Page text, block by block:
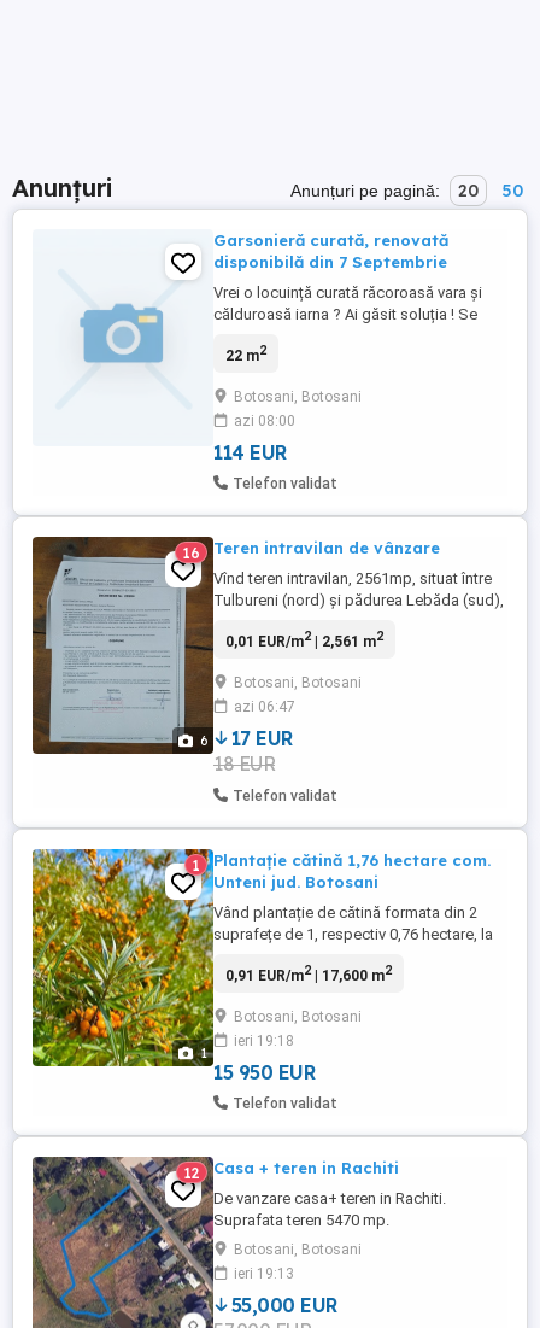
Anunțuri Anunțuri pe pagină: 20 50
Garsonieră curată, renovată
disponibilă din 7 Septembrie
Vrei o locuință curată răcoroasă vara și
călduroasă iarna ? Ai găsit soluția ! Se
parter, mobilată, utilată, cu vedere la
Septembrie. Preț 600 lei lună și 1 lună
garanție. Rog nu deranjați inutil.
22 m2
Botosani, Botosani
azi 08:00
114 EUR
Telefon validat
6
16 Teren intravilan de vânzare
Vînd teren intravilan, 2561mp, situat între
Tulbureni (nord) și pădurea Lebăda (sud),
deschidere de 11,6m 230m. Terenul este
frumos ideal pentru construcție de case.
Preț informativ 18 euro mp, negociabil.
Pentru detalii, ...
0,01 EUR/m2| 2,561 m2
Botosani, Botosani
azi 06:47
17 EUR
18 EUR
Telefon validat
1
1
Plantație cătină 1,76 hectare com.
Unteni jud. Botosani
Vând plantație de cătină formata din 2
suprafețe de 1, respectiv 0,76 hectare, la
perioade de maturare diferite, pentru a se
Terenurile sunt intabulate si se afla in
comuna Unteni, județul Botoșani.
0,91 EUR/m2| 17,600 m2
Botosani, Botosani
ieri 19:18
15 950 EUR
Telefon validat
12 Casa + teren in Rachiti
De vanzare casa+ teren in Rachiti.
Suprafata teren 5470 mp.
Botosani, Botosani
ieri 19:13
55,000 EUR